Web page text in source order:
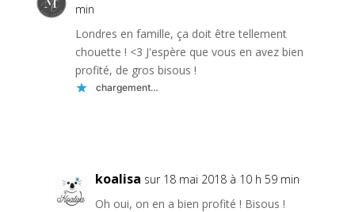
min
Londres en famille, ça doit être tellement
chouette ! <3 J'espère que vous en avez bien
profité, de gros bisous !
chargement…
koalisa sur 18 mai 2018 à 10 h 59 min
Oh oui, on en a bien profité ! Bisous !